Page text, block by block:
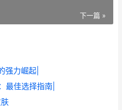
下一篇 »
强力崛起|
最佳选择指南|